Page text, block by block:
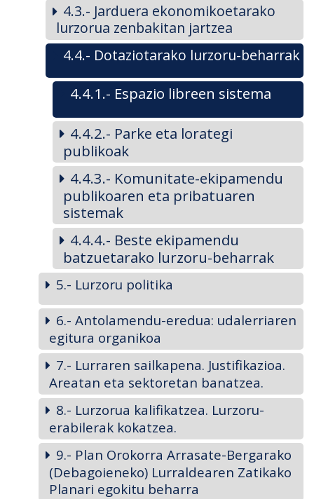
4.3.- Jarduera ekonomikoetarako
lurzorua zenbakitan jartzea
4.4.- Dotaziotarako lurzoru-beharrak
4.4.1.- Espazio libreen sistema
4.4.2.- Parke eta lorategi
publikoak
4.4.3.- Komunitate-ekipamendu
publikoaren eta pribatuaren
sistemak
4.4.4.- Beste ekipamendu
batzuetarako lurzoru-beharrak
5.- Lurzoru politika
6.- Antolamendu-eredua: udalerriaren
egitura organikoa
7.- Lurraren sailkapena. Justifikazioa.
Areatan eta sektoretan banatzea.
8.- Lurzorua kalifikatzea. Lurzoru-
erabilerak kokatzea.
9.- Plan Orokorra Arrasate-Bergarako
(Debagoieneko) Lurraldearen Zatikako
Planari egokitu beharra